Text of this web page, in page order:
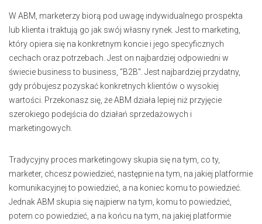
W ABM, marketerzy biorą pod uwagę indywidualnego prospekta
lub klienta i traktują go jak swój własny rynek. Jest to marketing,
który opiera się na konkretnym koncie i jego specyficznych
cechach oraz potrzebach. Jest on najbardziej odpowiedni w
świecie business to business, "B2B". Jest najbardziej przydatny,
gdy próbujesz pozyskać konkretnych klientów o wysokiej
wartości. Przekonasz się, że ABM działa lepiej niż przyjęcie
szerokiego podejścia do działań sprzedażowych i
marketingowych.
Tradycyjny proces marketingowy skupia się na tym, co ty,
marketer, chcesz powiedzieć, następnie na tym, na jakiej platformie
komunikacyjnej to powiedzieć, a na koniec komu to powiedzieć.
Jednak ABM skupia się najpierw na tym, komu to powiedzieć,
potem co powiedzieć, a na końcu na tym, na jakiej platformie